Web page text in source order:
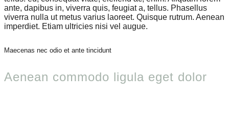
ante, dapibus in, viverra quis, feugiat a, tellus. Phasellus
viverra nulla ut metus varius laoreet. Quisque rutrum. Aenean
imperdiet. Etiam ultricies nisi vel augue.
Maecenas nec odio et ante tincidunt
Aenean commodo ligula eget dolor